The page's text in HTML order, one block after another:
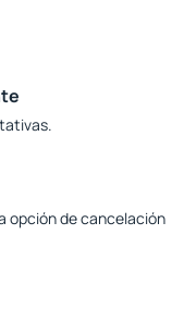
opción de cancelación